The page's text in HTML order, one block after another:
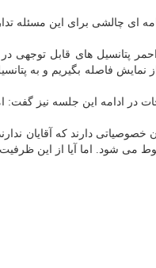
چالشی برای این مسئله
پتانسیل های قابل توجهی
فاصله بگیریم و به
در ادامه این جلسه نیز گفت:
دارند که آقایان ندارند.
می شود. اما آیا از این